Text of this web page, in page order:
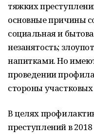
тяжких
основные причины
социальная и
незаня­тость;
напит­ками. Но
проведении
стороны
В целях
преступлений в